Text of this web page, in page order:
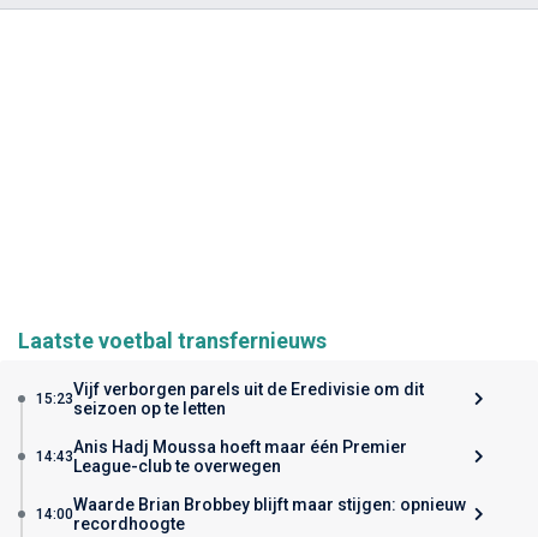
Laatste voetbal transfernieuws
15:23Vijf verborgen parels uit de Eredivisie om dit
seizoen op te letten
14:43Anis Hadj Moussa hoeft maar één Premier
League-club te overwegen
14:00Waarde Brian Brobbey blijft maar stijgen: opnieuw
recordhoogte